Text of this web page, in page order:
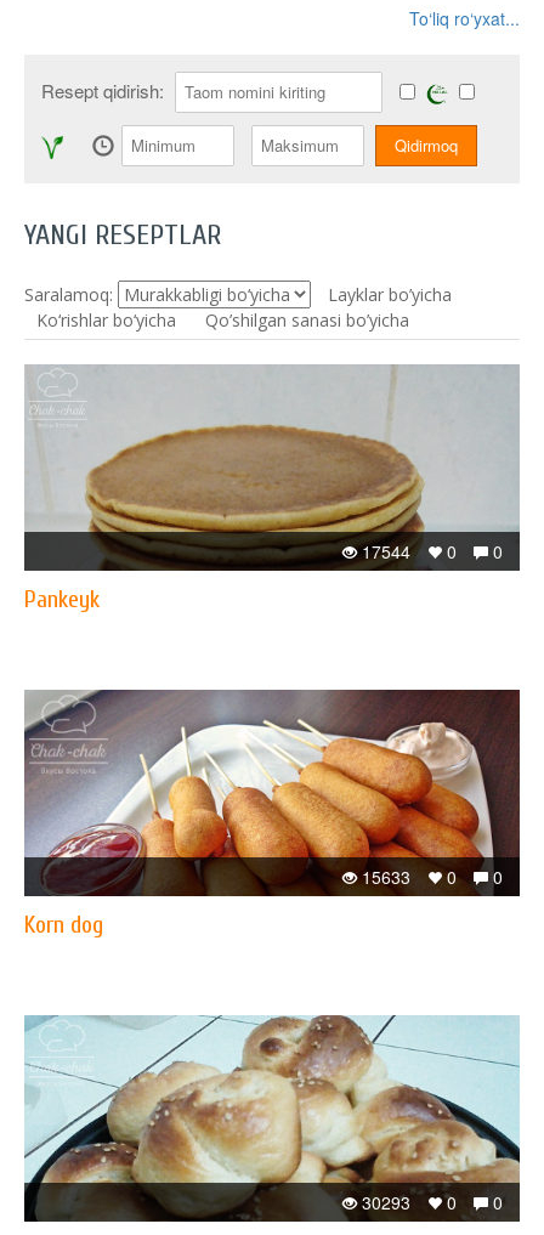
To‘liq ro‘yxat...
Resept qidirish:
YANGI RESEPTLAR
Saralamoq:
Layklar bo’yicha
Ko‘rishlar bo‘yicha
Qo’shilgan sanasi bo’yicha
0
0
17544
Pankeyk
0
0
15633
Korn dog
0
0
30293